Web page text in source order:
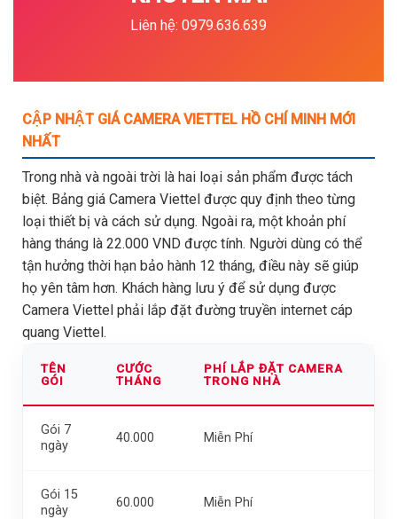
Liên hệ: 0979.636.639
CẬP NHẬT GIÁ CAMERA VIETTEL HỒ CHÍ MINH MỚI
NHẤT
Trong nhà và ngoài trời là hai loại sản phẩm được tách
biệt. Bảng giá Camera Viettel được quy định theo từng
loại thiết bị và cách sử dụng. Ngoài ra, một khoản phí
hàng tháng là 22.000 VND được tính. Người dùng có thể
tận hưởng thời hạn bảo hành 12 tháng, điều này sẽ giúp
họ yên tâm hơn. Khách hàng lưu ý để sử dụng được
Camera Viettel phải lắp đặt đường truyền internet cáp
quang Viettel.
TÊN
GÓI
CƯỚC
THÁNG
PHÍ LẮP ĐẶT CAMERA
TRONG NHÀ
Gói 7
ngày
40.000 Miễn Phí
Gói 15
ngày
60.000 Miễn Phí